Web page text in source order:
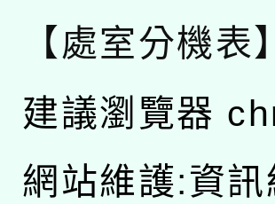
【處室分機表】
建議瀏覽器
網站維護:資訊